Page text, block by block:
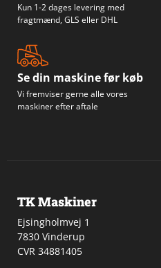
Kun 1-2 dages levering med
fragtmænd, GLS eller DHL
Se din maskine før køb
Vi fremviser gerne alle vores
maskiner efter aftale
TK Maskiner
Ejsingholmvej 1
7830 Vinderup
CVR 34881405